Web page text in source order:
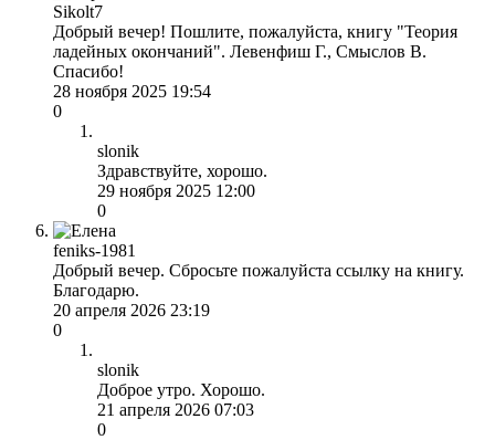
Sikolt7
Добрый вечер! Пошлите, пожалуйста, книгу "Теория
ладейных окончаний". Левенфиш Г., Смыслов В.
Спасибо!
28 ноября 2025 19:54
0
slonik
Здравствуйте, хорошо.
29 ноября 2025 12:00
0
feniks-1981
Добрый вечер. Сбросьте пожалуйста ссылку на книгу.
Благодарю.
20 апреля 2026 23:19
0
slonik
Доброе утро. Хорошо.
21 апреля 2026 07:03
0